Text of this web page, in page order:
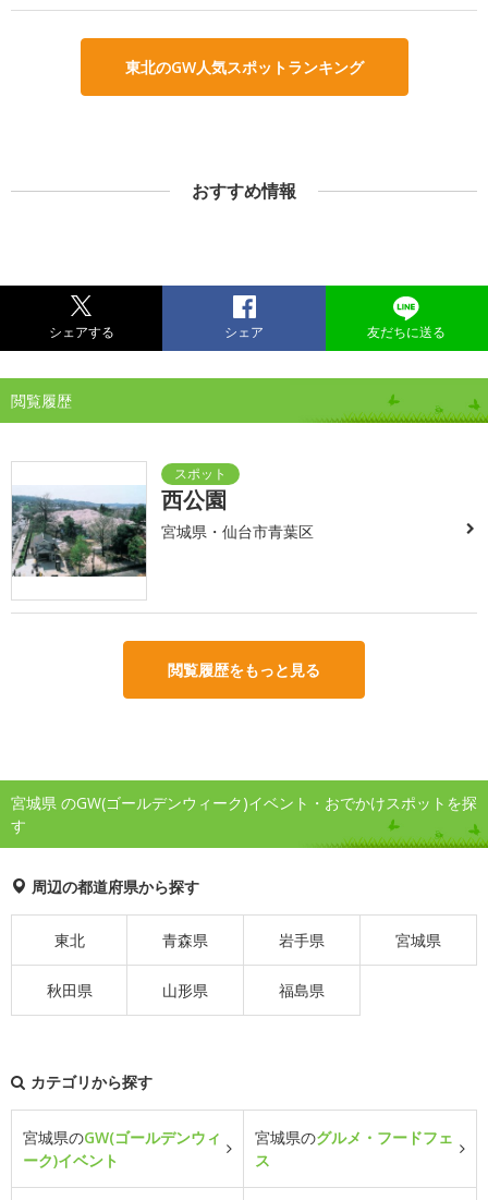
東北のGW人気スポットランキング
おすすめ情報
シェアする シェア 友だちに送る
閲覧履歴
西公園
宮城県・仙台市青葉区
閲覧履歴をもっと見る
宮城県 のGW(ゴールデンウィーク)イベント・おでかけスポットを探
す
周辺の都道府県から探す
東北 青森県 岩手県 宮城県
秋田県 山形県 福島県
カテゴリから探す
宮城県のGW(ゴールデンウィ
ーク)イベント
宮城県のグルメ・フードフェ
ス